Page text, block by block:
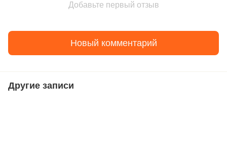
Добавьте первый отзыв
Новый комментарий
Другие записи